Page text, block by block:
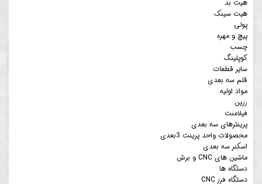
هیت بد
هیت سینک
پولی
پیچ و مهره
چسب
کوپلینگ
سایر قطعات
قلم سه بعدی
مواد اولیه
رزین
فیلامنت
پرینترهای سه بعدی
محصولات واحد پرینت 3بعدی
اسکنر سه بعدی
ماشین های CNC و برش
دستگاه ها
دستگاه فرز CNC